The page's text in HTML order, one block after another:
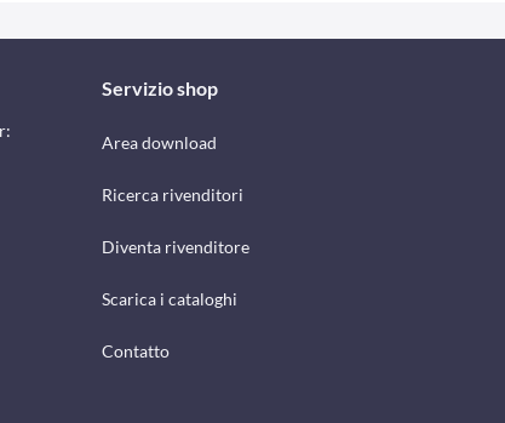
Servizio shop
Area download
Ricerca rivenditori
Diventa rivenditore
Scarica i cataloghi
Contatto